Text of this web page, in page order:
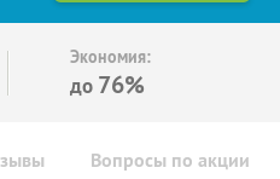
Экономия:
до 76%
Вопросы по акции